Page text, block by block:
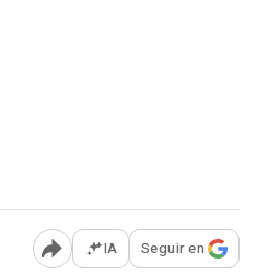
Abrir opciones para
IA Seguir en